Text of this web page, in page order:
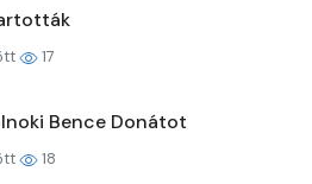
17
Bence Donátot
18